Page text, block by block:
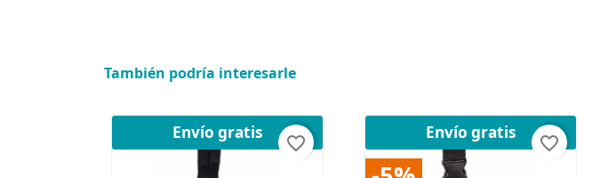
También podría interesarle
Envío gratis
favorite_border
Envío gratis
favorite_border